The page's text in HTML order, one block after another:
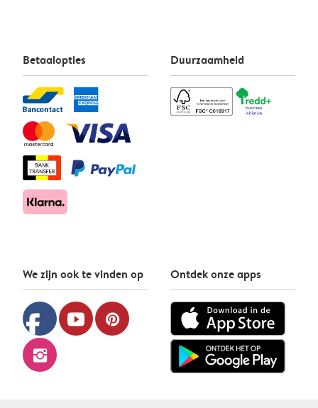
Betaalopties Duurzaamheid
We zijn ook te vinden op
facebook youtube pinterest
instagram
Ontdek onze apps